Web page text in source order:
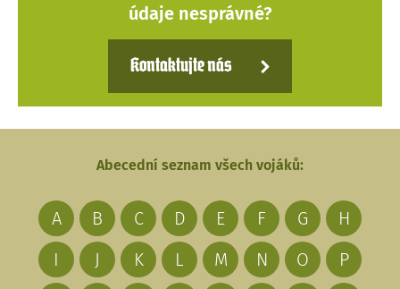
údaje nesprávné?
Kontaktujte nás
Abecední seznam všech vojáků:
A B C D E F G
H
I
J K L M N O
P